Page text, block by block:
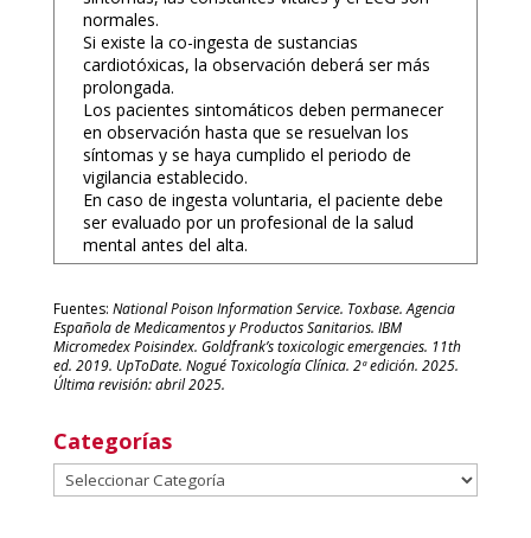
normales.
Si existe la co-ingesta de sustancias
cardiotóxicas, la observación deberá ser más
prolongada.
Los pacientes sintomáticos deben permanecer
en observación hasta que se resuelvan los
síntomas y se haya cumplido el periodo de
vigilancia establecido.
En caso de ingesta voluntaria, el paciente debe
ser evaluado por un profesional de la salud
mental antes del alta.
Fuentes: National Poison Information Service. Toxbase. Agencia
Española de Medicamentos y Productos Sanitarios. IBM
Micromedex Poisindex. Goldfrank’s toxicologic emergencies. 11th
ed. 2019. UpToDate. Nogué Toxicología Clínica. 2ª edición. 2025.
Última revisión: abril 2025.
Categorías
Categorías